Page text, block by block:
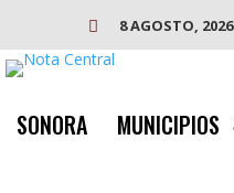
 8 AGOSTO, 2026
SONORA MUNICIPIOS